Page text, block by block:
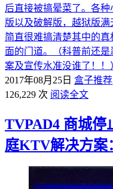
后直接被搞晕菜了。各
版以及破解版，越狱版
简直很难搞清楚其中的
面的门道。（科普前还
案及宣传水准没谁了！
2017年08月25日 盒子推荐
126,229 次 阅读全文
TVPAD4 商城停
庭KTV解决方案